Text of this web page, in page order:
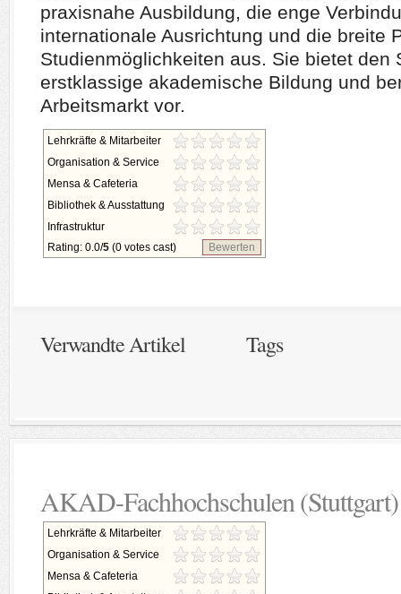
praxisnahe Ausbildung, die enge
internationale Ausrichtung und die breite
Studienmöglichkeiten aus. Sie bietet den
erstklassige akademische Bildung und
Arbeitsmarkt vor.
Lehrkräfte & Mitarbeiter
Organisation & Service
Mensa & Cafeteria
Bibliothek & Ausstattung
Infrastruktur
Rating: 0.0/5 (0 votes cast) Bewerten
Verwandte Artikel Tags
AKAD-Fachhochschulen (Stuttgart)
Lehrkräfte & Mitarbeiter
Organisation & Service
Mensa & Cafeteria